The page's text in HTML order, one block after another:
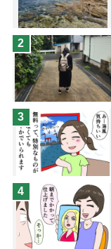
予防法
2
3
4